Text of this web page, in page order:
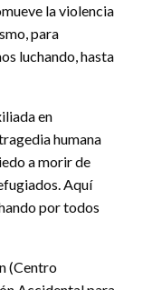
la violencia
para
luchando, hasta
en
humana
a morir de
Aquí
por todos
(Centro